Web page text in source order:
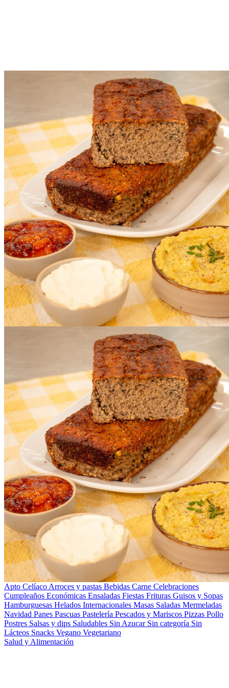
Apto Celíaco Arroces y pastas Bebidas Carne Celebraciones
Cumpleaños Económicas Ensaladas Fiestas Frituras Guisos y Sopas
Hamburguesas Helados Internacionales Masas Saladas Mermeladas
Navidad Panes Pascuas Pastelería Pescados y Mariscos Pizzas Pollo
Postres Salsas y dips Saludables Sin Azucar Sin categoría Sin
Lácteos Snacks Vegano Vegetariano
Salud y Alimentación